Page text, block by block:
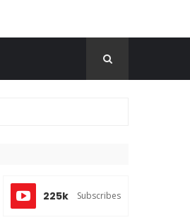
225k Subscribes